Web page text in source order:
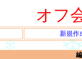
オフ
新規作